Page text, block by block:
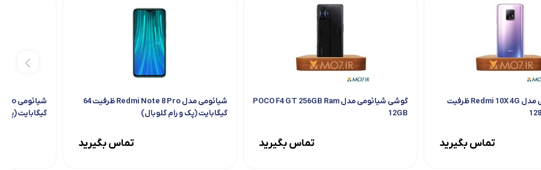
همزن
گوشی شیائومی مدل Redmi 10X 4G ظرفیت
تماس بگیرید
گوشی شیائومی مدل POCO F4 GT 256GB Ram
12GB
تماس بگیرید
شیائومی مدل Redmi Note 8 Pro ظرفیت 64
گیگابایت (پک و رام گلوبال)
تماس بگیرید
گیگابایت (پک